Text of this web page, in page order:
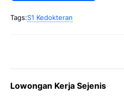
Tags:S1 Kedokteran
Lowongan Kerja Sejenis